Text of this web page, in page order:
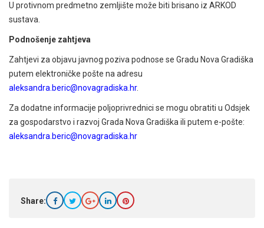
U protivnom predmetno zemljište može biti brisano iz ARKOD
sustava.
Podnošenje zahtjeva
Zahtjevi za objavu javnog poziva podnose se Gradu Nova Gradiška
putem elektroničke pošte na adresu
aleksandra.beric@novagradiska.hr.
Za dodatne informacije poljoprivrednici se mogu obratiti u Odsjek
za gospodarstvo i razvoj Grada Nova Gradiška ili putem e-pošte:
aleksandra.beric@novagradiska.hr
Share: